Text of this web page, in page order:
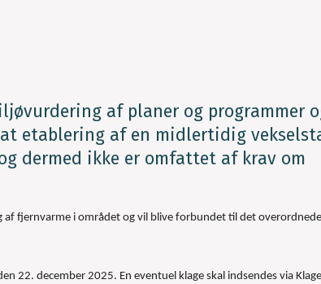
af planer og programmer
etablering af en midlertidig
dermed ikke er omfattet af krav om
fjernvarme i området og vil blive forbundet til det
22. december 2025. En eventuel klage skal indsendes via